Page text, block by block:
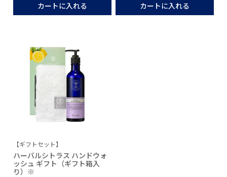
カートに入れる カートに入れる
【ギフトセット】
ハーバルシトラス ハンドウォ
ッシュ ギフト（ギフト箱入
り）※